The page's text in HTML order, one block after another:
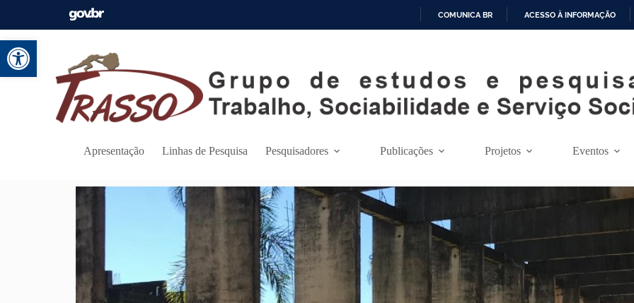
Abrir a barra de ferramentas
O
Ú
O
COMUNICA BR ACESSO À INFORMAÇÃO
Apresentação Linhas de Pesquisa Pesquisadores Publicações Projetos Eventos